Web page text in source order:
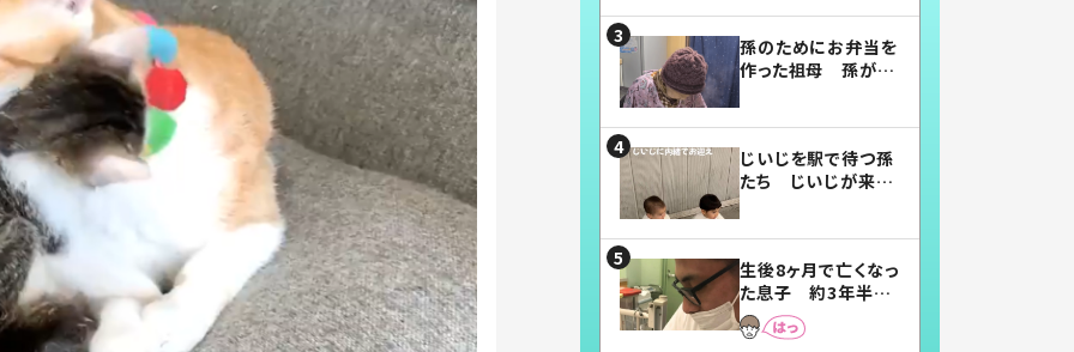
孫のためにお弁当を
作った祖母 孫が絶
じいじを駅で待つ孫
たち じいじが来た
まらない」「幸せにな
れる」
生後8ヶ月で亡くなっ
た息子 約3年半
後、当時の妻の日記
に書いてあった本音